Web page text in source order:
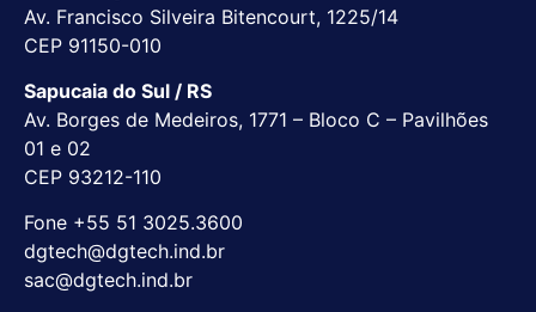
Av. Francisco Silveira Bitencourt, 1225/14
CEP 91150-010
Sapucaia do Sul / RS
Av. Borges de Medeiros, 1771 – Bloco C – Pavilhões
01 e 02
CEP 93212-110
Fone +55 51 3025.3600
dgtech@dgtech.ind.br
sac@dgtech.ind.br